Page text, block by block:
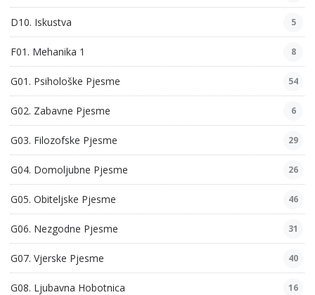
D10. Iskustva 5
F01. Mehanika 1 8
G01. Psihološke Pjesme 54
G02. Zabavne Pjesme 6
G03. Filozofske Pjesme 29
G04. Domoljubne Pjesme 26
G05. Obiteljske Pjesme 46
G06. Nezgodne Pjesme 31
G07. Vjerske Pjesme 40
G08. Ljubavna Hobotnica 16